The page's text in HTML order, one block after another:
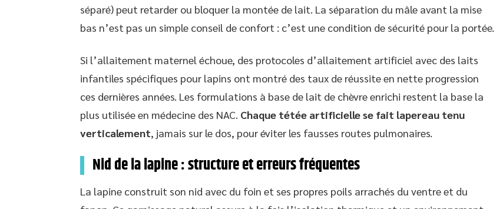
séparé) peut retarder ou bloquer la montée de lait. La séparation du mâle avant la mise
bas n’est pas un simple conseil de confort : c’est une condition de sécurité pour la portée.
Si l’allaitement maternel échoue, des protocoles d’allaitement artificiel avec des laits
infantiles spécifiques pour lapins ont montré des taux de réussite en nette progression
ces dernières années. Les formulations à base de lait de chèvre enrichi restent la base la
plus utilisée en médecine des NAC. Chaque tétée artificielle se fait lapereau tenu
verticalement, jamais sur le dos, pour éviter les fausses routes pulmonaires.
Nid de la lapine : structure et erreurs fréquentes
La lapine construit son nid avec du foin et ses propres poils arrachés du ventre et du